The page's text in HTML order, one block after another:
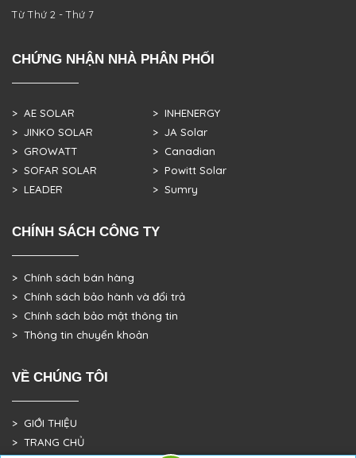
Từ Thứ 2 - Thứ 7
CHỨNG NHẬN NHÀ PHÂN PHỐI
> AE SOLAR
> JINKO SOLAR
> GROWATT
> SOFAR SOLAR
> LEADER
> INHENERGY
> JA Solar
> Canadian
> Powitt Solar
> Sumry
CHÍNH SÁCH CÔNG TY
> Chính sách bán hàng
> Chính sách bảo hành và đổi trả
> Chính sách bảo mật thông tin
> Thông tin chuyển khoản
VỀ CHÚNG TÔI
> GIỚI THIỆU
> TRANG CHỦ